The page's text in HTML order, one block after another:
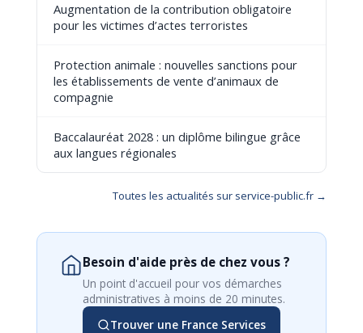
Augmentation de la contribution obligatoire
pour les victimes d’actes terroristes
Protection animale : nouvelles sanctions pour
les établissements de vente d’animaux de
compagnie
Baccalauréat 2028 : un diplôme bilingue grâce
aux langues régionales
Toutes les actualités sur service-public.fr →
Besoin d'aide près de chez vous ?
Un point d'accueil pour vos démarches
administratives à moins de 20 minutes.
Trouver une France Services